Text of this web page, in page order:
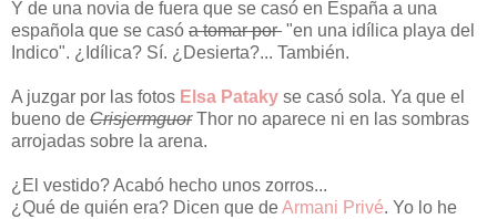
Y de una novia de fuera que se casó en España a una
española que se casó a tomar por "en una idílica playa del
Indico". ¿Idílica? Sí. ¿Desierta?... También.
A juzgar por las fotos Elsa Pataky se casó sola. Ya que el
bueno de CrisjermguorThor no aparece ni en las sombras
arrojadas sobre la arena.
¿El vestido? Acabó hecho unos zorros...
¿Qué de quién era? Dicen que deArmani Privé. Yo lo he